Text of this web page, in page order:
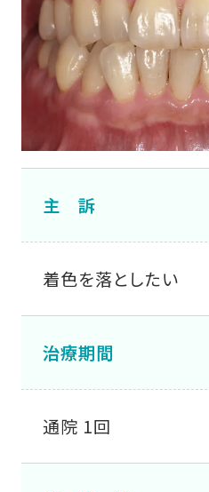
主 訴
着色を落としたい
治療期間
通院 1回